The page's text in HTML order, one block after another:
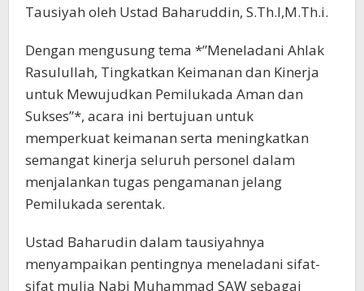
Tausiyah oleh Ustad Baharuddin, S.Th.I,M.Th.i.
Dengan mengusung tema *”Meneladani Ahlak
Rasulullah, Tingkatkan Keimanan dan Kinerja
untuk Mewujudkan Pemilukada Aman dan
Sukses”*, acara ini bertujuan untuk
memperkuat keimanan serta meningkatkan
semangat kinerja seluruh personel dalam
menjalankan tugas pengamanan jelang
Pemilukada serentak.
Ustad Baharudin dalam tausiyahnya
menyampaikan pentingnya meneladani sifat-
sifat mulia Nabi Muhammad SAW sebagai